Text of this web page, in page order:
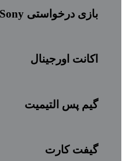
بازی درخواستی Sony
اکانت اورجینال
گیم پس التیمیت
گیفت کارت